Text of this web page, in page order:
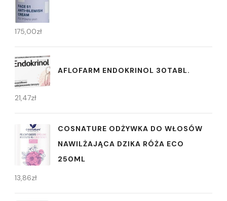
175,00zł
AFLOFARM ENDOKRINOL 30TABL.
21,47zł
COSNATURE ODŻYWKA DO WŁOSÓW
NAWILŻAJĄCA DZIKA RÓŻA ECO
250ML
13,86zł